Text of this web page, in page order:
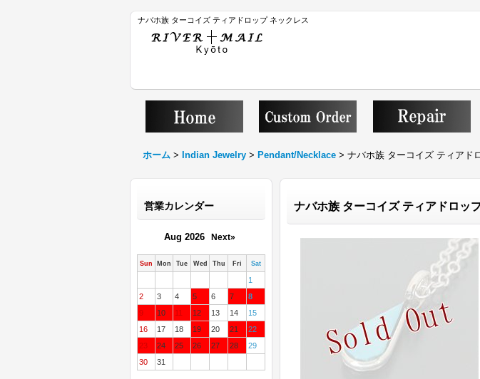
ナバホ族 ターコイズ ティアドロップ ネックレス
ホーム > Indian Jewelry > Pendant/Necklace > ナバホ族 ターコイズ ティアド
営業カレンダー
Aug 2026 Next»
Sun Mon Tue Wed Thu Fri Sat
1
2
3 4 5 6 7
8
9
10 11 12 13 14
15
16
17 18 19 20 21
22
23
24 25 26 27 28
29
30
31
ナバホ族 ターコイズ ティアドロッ